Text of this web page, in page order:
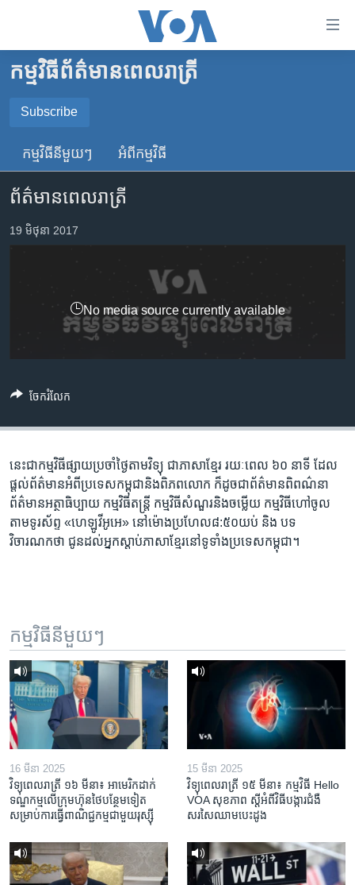
គេហទំព័រ​
ទាក់ទង
រំលង​
ទំព័រ​
ព័ត៌មាន​​
តែ​
ម្តង
រំលង​
ចូល​
កាន់​
ទំព័រ​
ស្វែង​
រក
កម្ពុជា
អន្តរជាតិ
ចិន
ហេឡូវីអូអេ
កម្ពុជាច្នៃប្រតិដ្ឋ
វិទ្យុ / ផតខាសថ៍
បណ្តាញ​សង្គម
ភាសា
កម្មវិធី​ព័ត៌មាន​ពេលរាត្រី
Subscribe
SUBSCRIBE
YouTube Music
ទទួល​​​សេវា​​​ Podcast
កម្មវិធី​នីមួយៗ អំពី​កម្មវិធី​
ព័ត៌មានពេលរាត្រី
19 មិថុនា 2017
No media source currently available
ចែករំលែក
នេះ​ជា​កម្ម​វិធី​ផ្សាយ​ប្រចាំ​ថ្ងៃ​តាម​វិទ្យុ ​ជាភាសា​ខ្មែរ​ រយៈ​ពេល​ ៦០​ នាទី ដែល​
ផ្តល់​ព័ត៌មាន​អំពី​ប្រទេស​កម្ពុជា​និង​ពិភព​លោក ​ក៏ដូច​ជា​ព័ត៌មាន​ពិពណ៌នា
ព័ត៌មាន​អត្ថា​ធិប្បាយ​ កម្ម​វិធី​តន្ត្រី ​កម្មវិធី​​សំណួរ​និង​ចម្លើយ​ កម្ម​វិធី​ហៅ​ចូល​
តាម​ទូរ​ស័ព្ទ «ហេឡូវីអូអេ» នៅ​ម៉ោង​​ប្រហែល​៨:៥០​យប់ ​និង បទ​
វិចារណកថា​ ជូន​ដល់​អ្នក​ស្តាប់​ភាសា​ខ្មែរ​នៅ​ទូទាំង​ប្រទេស​កម្ពុជា។
កម្មវិធី​នីមួយៗ
16 មីនា 2025
វិទ្យុពេលរាត្រី ១៦ មីនា៖ អាមេរិក​ដាក់​
ទណ្ឌកម្ម​លើ​ក្រុមហ៊ុន​ថៃ​បន្ថែម​ទៀត​
សម្រាប់​ការ​ធ្វើ​ពាណិជ្ជកម្ម​ជាមួយ​រុស្ស៊ី
15 មីនា 2025
វិទ្យុពេលរាត្រី ១៥ មីនា៖ កម្មវិធី ​Hello
VOA សុខភាព ស្ដី​អំពី​វិធី​បង្ការ​ជំងឺ​
សរសៃ​ឈាម​បេះដូង